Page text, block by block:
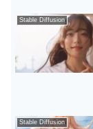
Stable Diffusion
Stable Diffusion